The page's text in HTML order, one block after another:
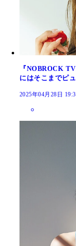
『NOBROCK
にはそこまでピ
2025年04月28日